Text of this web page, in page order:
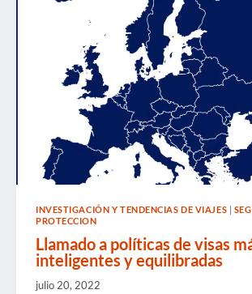
COOPERAR
EN
CONTINUACIÓN
LA
RECIPROCIDAD
EN
EXENCIÓN
DE
VISAS
INVESTIGACIÓN Y TENDENCIAS DE VIAJES |
PROTECCION
Llamado a políticas de visas
inteligentes y equilibradas
julio 20, 2022